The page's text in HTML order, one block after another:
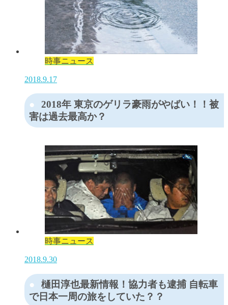
時事ニュース
2018.9.17
2018年 東京のゲリラ豪雨がやばい！！被
害は過去最高か？
時事ニュース
2018.9.30
樋田淳也最新情報！協力者も逮捕 自転車
で日本一周の旅をしていた？？